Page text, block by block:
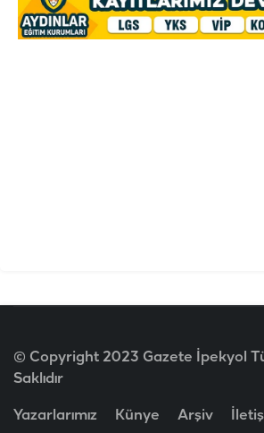
© Copyright 2023 Gazete İpekyol
Saklıdır
Yazarlarımız Künye Arşiv